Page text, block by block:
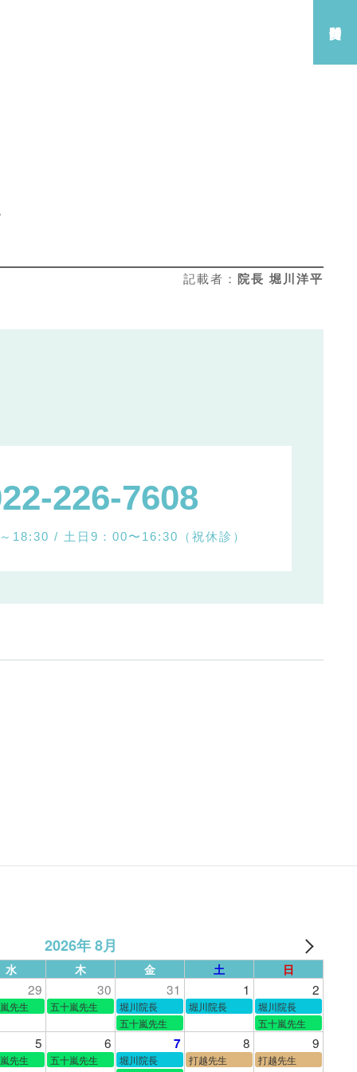
記載者： 院長 堀川洋平
226-7608
18:30 / 土日9：00〜16:30（祝休診）
2026年 8月
水 木 金 土 日
29 30 31 1 2
先生 五十嵐先生 堀川院長 堀川院長
堀川院長
五十嵐先生
五十嵐先生
5 6 7 8 9
先生 五十嵐先生 堀川院長 打越先生
打越先生